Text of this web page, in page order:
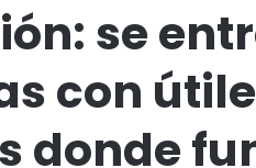
se
con
donde